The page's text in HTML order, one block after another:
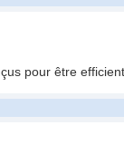
pour être